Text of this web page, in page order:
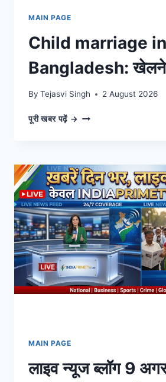
MAIN PAGE
Child marriage in
Bangladesh: खेलने
मां और हिंसा का शिकार?
बांग्लादेश की बेटियों का
By Tejasvi Singh 2 August 2026
पूरी खबर पढ़ें → CHILD
खेलने
की
उम्र
में
मां
और
हिंसा
का
शिकार?
जानिए
बांग्लादेश
MAIN PAGE
लाइव न्यूज ब्लॉग 9